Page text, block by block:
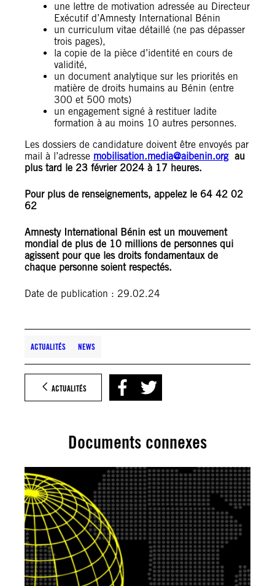
une lettre de motivation adressée au Directeur
Exécutif d’Amnesty International Bénin
un curriculum vitae détaillé (ne pas dépasser
trois pages),
la copie de la pièce d’identité en cours de
validité,
un document analytique sur les priorités en
matière de droits humains au Bénin (entre
300 et 500 mots)
un engagement signé à restituer ladite
formation à au moins 10 autres personnes.
Les dossiers de candidature doivent être envoyés par
mail à l’adresse mobilisation.media@aibenin.org au
plus tard le 23 février 2024 à 17 heures.
Pour plus de renseignements, appelez le 64 42 02
62
Amnesty International Bénin est un mouvement
mondial de plus de 10 millions de personnes qui
agissent pour que les droits fondamentaux de
chaque personne soient respectés.
Date de publication : 29.02.24
ACTUALITÉS NEWS
ACTUALITÉS
Documents connexes